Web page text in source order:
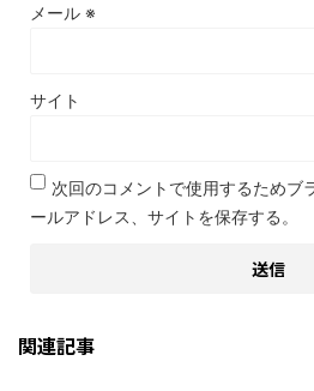
メール ※
サイト
次回のコメントで使用するためブ
ールアドレス、サイトを保存する。
関連記事